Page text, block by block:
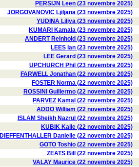
PERSIJN Leen (23 novembre 2025)
JORGOVANOVIC Ljiljana (23 novembre 2025)
YUDINA Liliya (23 novembre 2025)
KUMARI Kamala (23 novembre 2025)
ANDERT Reinhold (23 novembre 2025)
LEES Ian (23 novembre 2025)
LEE Gerard (23 novembre 2025)
UPCHURCH Phil (23 novembre 2025)
FARWELL Jonathan (22 novembre 2025)
FOSTER Norma (22 novembre 2025)
ROSSINI Guillermo (22 novembre 2025)
PARVEZ Kamal (22 novembre 2025)
ADDO William (22 novembre 2025)
ISLAM Sheikh Nazrul (22 novembre 2025)
KUBIK Kalle (22 novembre 2025)
DIEFFENTHALLER Danielle (22 novembre 2025)
GOTO Toshio (22 novembre 2025)
ZEATS Bill (22 novembre 2025)
VALAY Maurice (22 novembre 2025)